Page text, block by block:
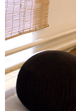
Agenda
Album photo
Panier
Pages